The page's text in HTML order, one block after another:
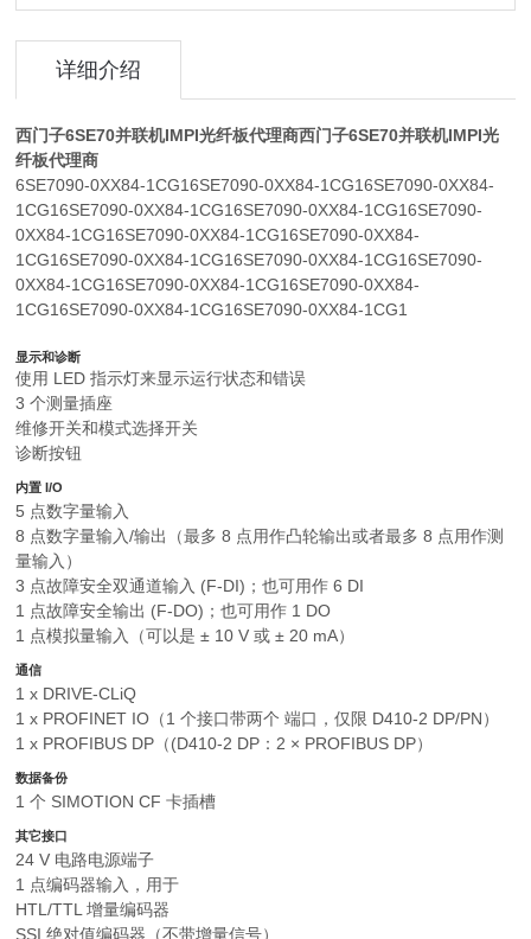
详细介绍
西门子6SE70并联机IMPI光纤板代理商西门子6SE70并联机IMPI光
纤板代理商
6SE7090-0XX84-1CG16SE7090-0XX84-1CG16SE7090-0XX84-
1CG16SE7090-0XX84-1CG16SE7090-0XX84-1CG16SE7090-
0XX84-1CG16SE7090-0XX84-1CG16SE7090-0XX84-
1CG16SE7090-0XX84-1CG16SE7090-0XX84-1CG16SE7090-
0XX84-1CG16SE7090-0XX84-1CG16SE7090-0XX84-
1CG16SE7090-0XX84-1CG16SE7090-0XX84-1CG1
显示和诊断
使用 LED 指示灯来显示运行状态和错误
3 个测量插座
维修开关和模式选择开关
诊断按钮
内置 I/O
5 点数字量输入
8 点数字量输入/输出（最多 8 点用作凸轮输出或者最多 8 点用作测
量输入）
3 点故障安全双通道输入 (F-DI)；也可用作 6 DI
1 点故障安全输出 (F-DO)；也可用作 1 DO
1 点模拟量输入（可以是 ± 10 V 或 ± 20 mA）
通信
1 x DRIVE-CLiQ
1 x PROFINET IO（1 个接口带两个 端口，仅限 D410-2 DP/PN）
1 x PROFIBUS DP（(D410-2 DP：2 × PROFIBUS DP）
数据备份
1 个 SIMOTION CF 卡插槽
其它接口
24 V 电路电源端子
1 点编码器输入，用于
HTL/TTL 增量编码器
SSI 绝对值编码器（不带增量信号）